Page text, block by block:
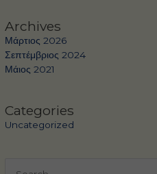
Archives
Μάρτιος 2026
Σεπτέμβριος 2024
Μάιος 2021
Categories
Uncategorized